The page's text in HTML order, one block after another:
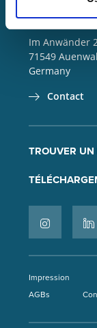
Im Anwänder
71549
Germany
Contact
TROUVER UN
Impression
AGBs